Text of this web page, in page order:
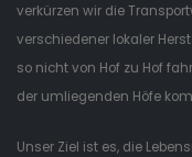
verkürzen wir die
verschiedener lokaler
so nicht von Hof zu Hof
der umliegenden Höfe
Unser Ziel ist es, die